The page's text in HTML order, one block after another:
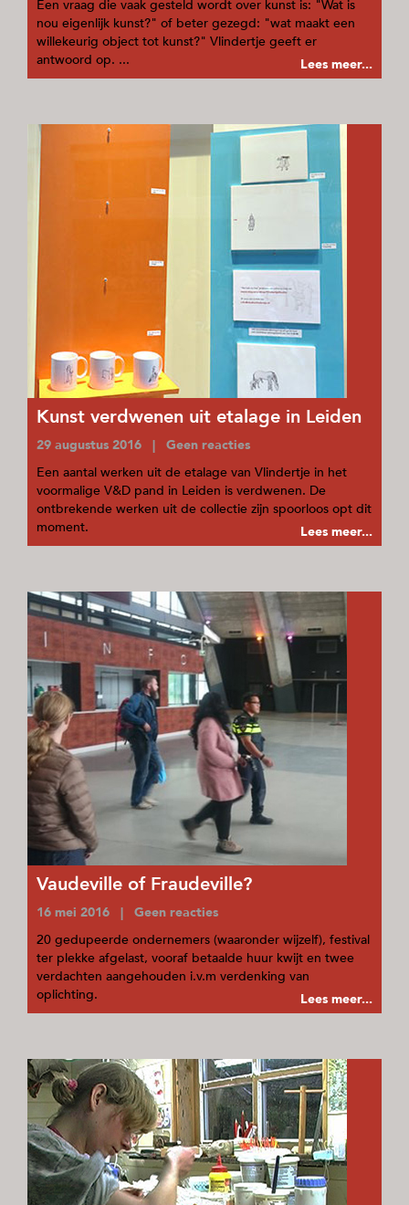
Een vraag die vaak gesteld wordt over kunst is: "Wat is
nou eigenlijk kunst?" of beter gezegd: "wat maakt een
willekeurig object tot kunst?" Vlindertje geeft er
antwoord op. ...
Lees meer...
Kunst verdwenen uit etalage in Leiden
29 augustus 2016 | Geen reacties
Een aantal werken uit de etalage van Vlindertje in het
voormalige V&D pand in Leiden is verdwenen. De
ontbrekende werken uit de collectie zijn spoorloos opt dit
moment.
Lees meer...
Vaudeville of Fraudeville?
16 mei 2016 | Geen reacties
20 gedupeerde ondernemers (waaronder wijzelf), festival
ter plekke afgelast, vooraf betaalde huur kwijt en twee
verdachten aangehouden i.v.m verdenking van
oplichting.
Lees meer...